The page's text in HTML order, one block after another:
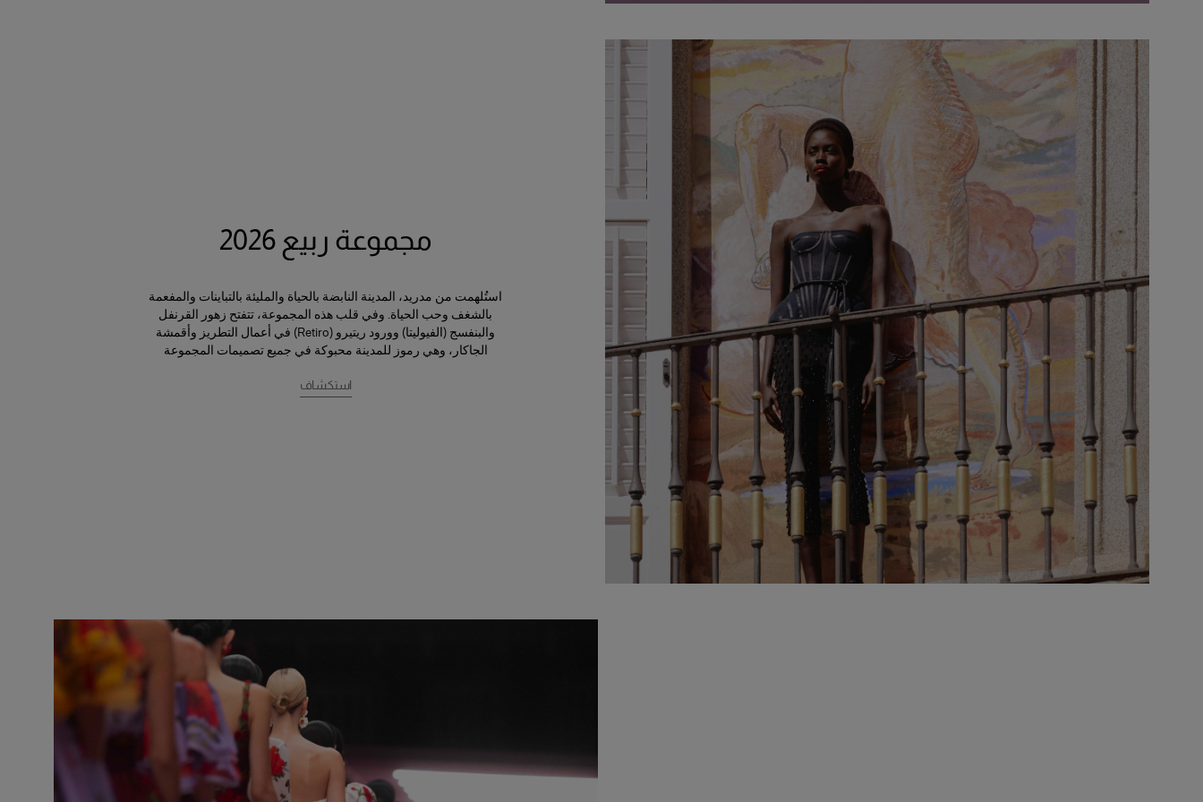
مجموعة ربيع 2026
استُلهمت من مدريد، المدينة النابضة بالحياة والمليئة بالتباينات والمفعمة
بالشغف وحب الحياة. وفي قلب هذه المجموعة، تتفتح زهور القرنفل
والبنفسج (الفيوليتا) وورود ريتيرو (Retiro) في أعمال التطريز وأقمشة
الجاكار، وهي رموز للمدينة محبوكة في جميع تصميمات المجموعة
استكشاف